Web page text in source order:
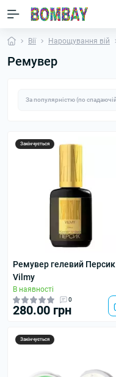
Вії Нарощування вій
Ремувер
Закінчується
Ремувер гелевий Персик
Vilmy
В наявності
0
280.00 грн
Закінчується